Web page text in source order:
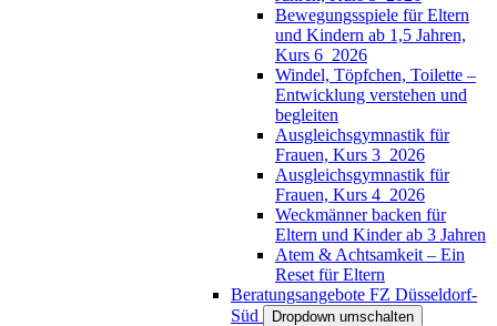
Bewegungsspiele für Eltern
und Kindern ab 1,5 Jahren,
Kurs 6_2026
Windel, Töpfchen, Toilette –
Entwicklung verstehen und
begleiten
Ausgleichsgymnastik für
Frauen, Kurs 3_2026
Ausgleichsgymnastik für
Frauen, Kurs 4_2026
Weckmänner backen für
Eltern und Kinder ab 3 Jahren
Atem & Achtsamkeit – Ein
Reset für Eltern
Beratungsangebote FZ Düsseldorf-
Süd
Dropdown umschalten